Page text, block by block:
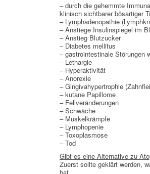
– durch die gehemmte
klinisch sichtbarer bösartiger
– Lymphadenopathie
– Anstiege Insulinspiegel im
– Anstieg Blutzucker
– Diabetes mellitus
– gastrointestinale Störungen
– Lethargie
– Hyperaktivität
– Anorexie
– Gingivahypertrophie
– kutane Papillome
– Fellveränderungen
– Schwäche
– Muskelkrämpfe
– Lymphopenie
– Toxoplasmose
– Tod
Gibt es eine Alternative zu
Zuerst sollte geklärt werden,